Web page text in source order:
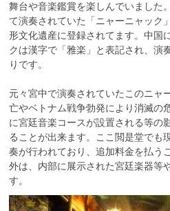
舞台や音楽鑑賞を楽しんでいました
て演奏されていた「ニャーニャック
形文化遺産に登録されてます。中国
クは漢字で「雅楽」と表記され、演
りです。
元々宮中で演奏されていたこのニャ
亡やベトナム戦争勃発により消滅の
に宮廷音楽コースが設置される等の
ることが出来ます。ここ閲是堂でも
奏が行われており、追加料金を払う
外は、内部に展示された宮廷楽器等
す。